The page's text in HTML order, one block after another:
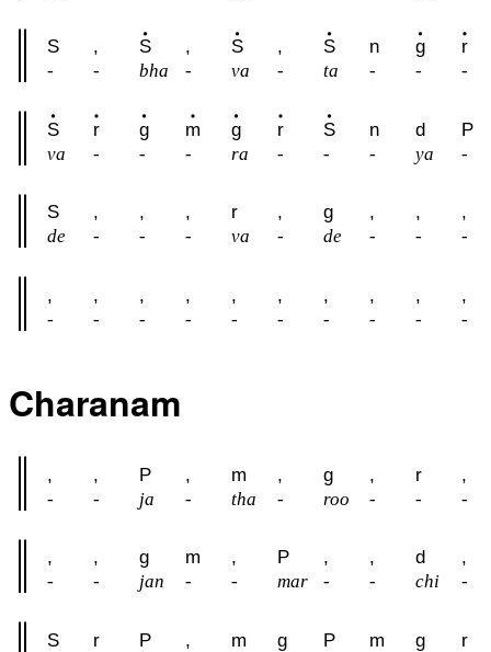
S , S , S , S n g r
- - bha - va - ta - - -
S r g m g r S n d P
va - - - ra - - - ya -
S , , , r , g , , ,
de - - - va - de - - -
, , , , , , , , , ,
- - - - - - - - - -
Charanam
, , P , m , g , r ,
- - ja - tha - roo - - -
, , g m , P , , d ,
- - jan - - mar - - chi -
S r P , m g P m g r